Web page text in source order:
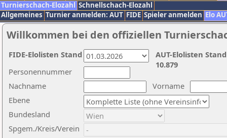
Turnierschach-Elozahl Schnellschach-Elozahl
Allgemeines Turnier anmelden: AUT FIDE Spieler anmelden Elo
Willkommen bei den offiziellen
Nachname
Vorname
Ebene
Personennummer
Bundesland
Spgem./Kreis/Verein
AUT-Elolisten
10.879
FIDE-Elolisten Stand